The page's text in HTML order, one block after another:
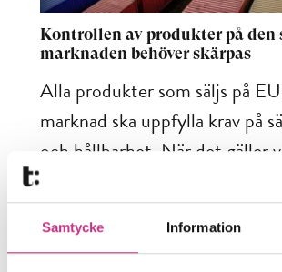
Samtycke Information
Kontrollen av produkter på den
marknaden behöver skärpas
Alla produkter som säljs på
marknad ska uppfylla krav på
och hållbarhet. När det gäller